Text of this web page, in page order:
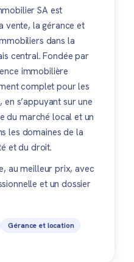
SA est
vente, la gérance et
dans la
central. Fondée par
immobilière
complet pour les
s’appuyant sur une
du marché local et un
les domaines de la
et du droit.
au meilleur prix, avec
et un dossier
Gérance et location